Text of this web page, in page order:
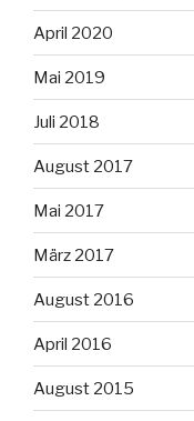
April 2020
Mai 2019
Juli 2018
August 2017
Mai 2017
März 2017
August 2016
April 2016
August 2015